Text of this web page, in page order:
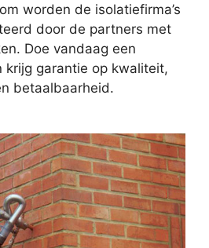
worden de isolatiefirma’s
door de partners met
Doe vandaag een
krijg garantie op kwaliteit,
betaalbaarheid.